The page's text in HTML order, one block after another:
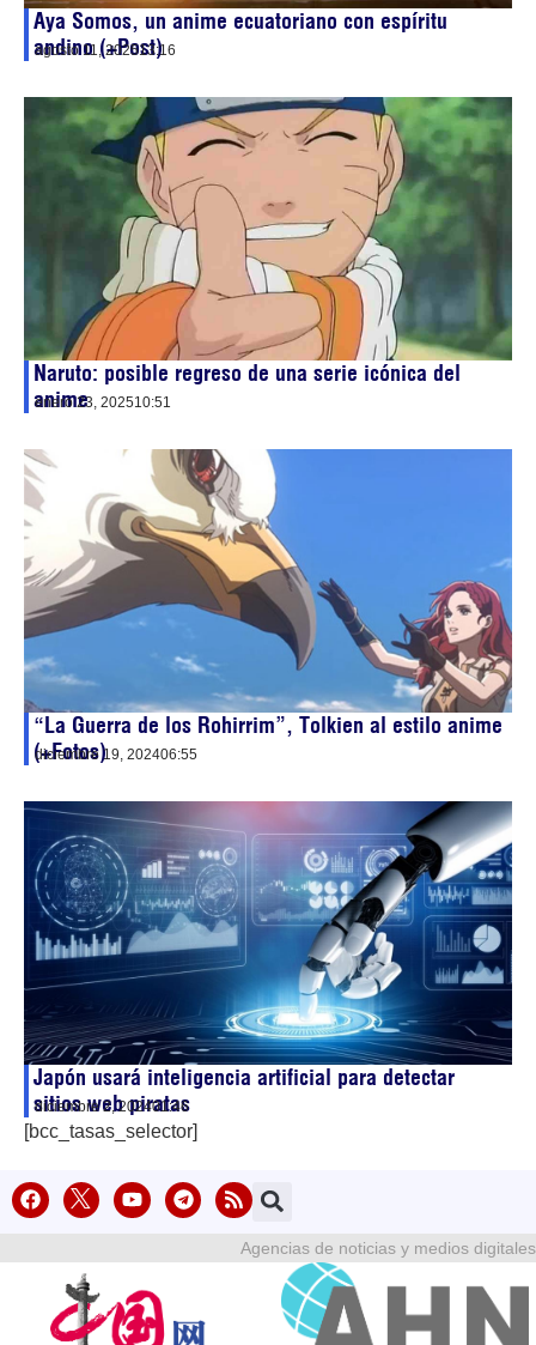
Aya Somos, un anime ecuatoriano con espíritu
andino (+Post)
agosto 11, 202513:16
Naruto: posible regreso de una serie icónica del
anime
enero 23, 202510:51
“La Guerra de los Rohirrim”, Tolkien al estilo anime
(+Fotos)
diciembre 19, 202406:55
Japón usará inteligencia artificial para detectar
sitios web piratas
diciembre 2, 202401:46
[bcc_tasas_selector]
Agencias de noticias y medios digitales